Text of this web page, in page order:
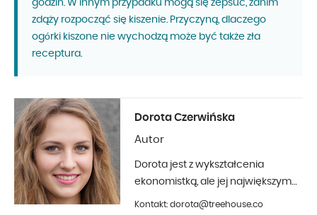
godzin. W innym przypadku mogą się zepsuć, zanim
zdąży rozpocząć się kiszenie. Przyczyną, dlaczego
ogórki kiszone nie wychodzą może być także zła
receptura.
Dorota Czerwińska
Autor
Dorota jest z wykształcenia
ekonomistką, ale jej największym
hobby jest fotografia i aranżacja
Kontakt: dorota@treehouse.co